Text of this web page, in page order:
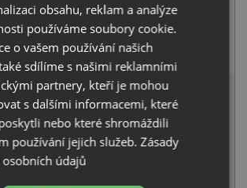
KANO-S antracit 525038
5 391 Kčs DPH
21 272 Kčs DPH
Běžná cena: 22 392 Kč
Sleva: 1 120 Kč
SKLADEM U VÝROBCE
obsahu, reklam a analýze
používáme soubory cookie.
o vašem používání našich
sdílíme s našimi reklamními
partnery, kteří je mohou
s dalšími informacemi, které
nebo které shromáždili
používání jejich služeb.Zásady
údajů